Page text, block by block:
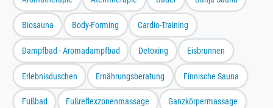
Biosauna Body-Forming Cardio-Training
Dampfbad - Aromadampfbad Detoxing Eisbrunnen
Erlebnisduschen Ernährungsberatung Finnische Sauna
Fußbad Fußreflexzonenmassage Ganzkörpermassage